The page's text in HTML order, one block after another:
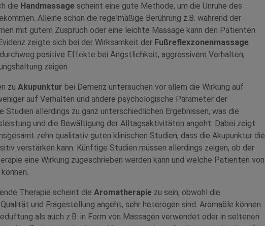
die Handmassage scheint eine gute Methode, um die Unruhe des
Alleine schon die regelmäßige Berührung z.B. während der
mit gutem Zuspruch oder eine leichte Massage kann den Patienten
zeigte sich bei der Wirksamkeit der Fußreflexzonenmassage.
positive Effekte bei Ängstlichkeit, aggressivem Verhalten,
zeigen.
zu Akupunktur bei Demenz untersuchen vor allem die Wirkung auf
auf Verhalten und andere psychologische Parameter der
Studien allerdings zu ganz unterschiedlichen Ergebnissen, was die
und die Bewältigung der Alltagsaktivitäten angeht. Dabei zeigt
zehn qualitativ guten klinischen Studien, dass die Akupunktur die
verstärken kann. Künftige Studien müssen allerdings zeigen, ob der
eine Wirkung zugeschrieben werden kann und welche Patienten von
Therapie scheint die Aromatherapie zu sein, obwohl die
und Fragestellung angeht, sehr heterogen sind. Aromaöle können
als auch z.B. in Form von Massagen verwendet oder in seltenen